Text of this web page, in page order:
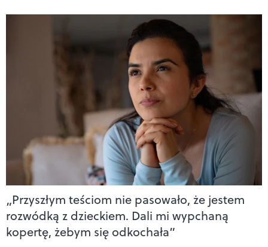
„Przyszłym teściom nie pasowało, że jestem
rozwódką z dzieckiem. Dali mi wypchaną
kopertę, żebym się odkochała”